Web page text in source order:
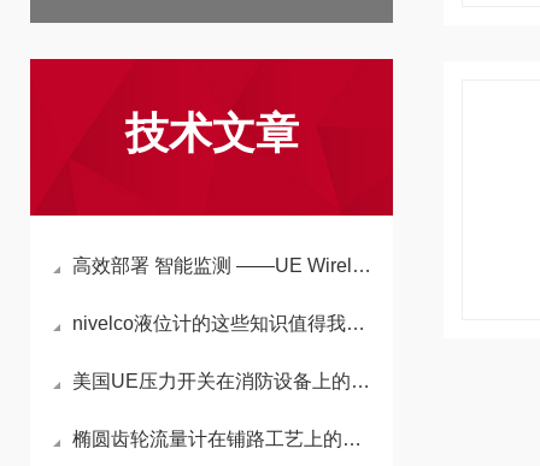
技术文章
高效部署 智能监测 ——UE WirelessHART 探测器助力行业安全升级
nivelco液位计的这些知识值得我们学习
美国UE压力开关在消防设备上的成功应用
椭圆齿轮流量计在铺路工艺上的成功应用